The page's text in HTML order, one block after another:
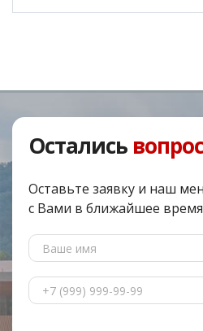
Остались
Оставьте заявку и наш
с Вами в ближайшее время